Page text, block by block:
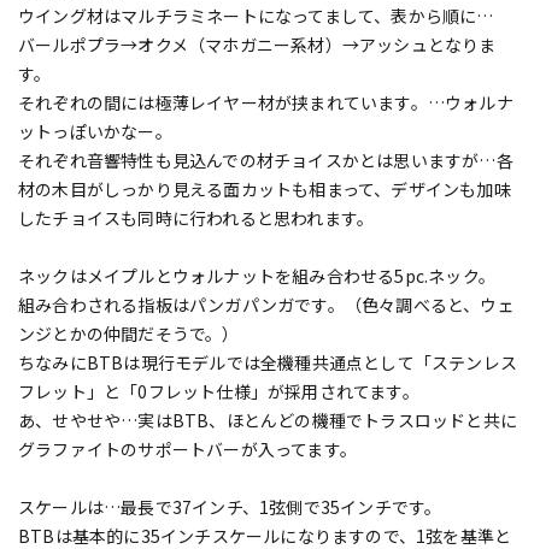
ウイング材はマルチラミネートになってまして、表から順に…
バールポプラ→オクメ（マホガニー系材）→アッシュとなりま
す。
それぞれの間には極薄レイヤー材が挟まれています。…ウォルナ
ットっぽいかなー。
それぞれ音響特性も見込んでの材チョイスかとは思いますが…各
材の木目がしっかり見える面カットも相まって、デザインも加味
したチョイスも同時に行われると思われます。
ネックはメイプルとウォルナットを組み合わせる5pc.ネック。
組み合わされる指板はパンガパンガです。（色々調べると、ウェ
ンジとかの仲間だそうで。）
ちなみにBTBは現行モデルでは全機種共通点として「ステンレス
フレット」と「0フレット仕様」が採用されてます。
あ、せやせや…実はBTB、ほとんどの機種でトラスロッドと共に
グラファイトのサポートバーが入ってます。
スケールは…最長で37インチ、1弦側で35インチです。
BTBは基本的に35インチスケールになりますので、1弦を基準と